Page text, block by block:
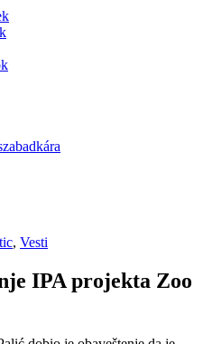
, Vesti
IPA projekta Zoo